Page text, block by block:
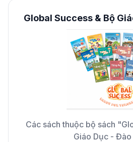
Global Success & Bộ
Các sách thuộc bộ sách
Giáo Dục -